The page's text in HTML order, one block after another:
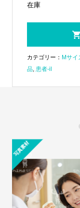
在庫
カテゴリー： Mサイ
品, 患者-il
写真素材